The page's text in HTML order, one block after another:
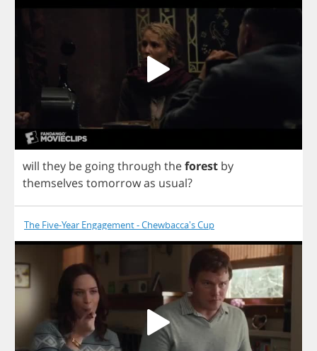
will they be goingthrough theforest by
themselves tomorrowas usual?
The Five-Year Engagement - Chewbacca's Cup